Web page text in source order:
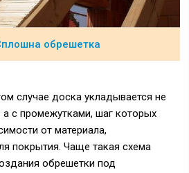
обрешетка
случае доска укладывается не
с промежутками, шаг которых
от материала,
покрытия. Чаще такая схема
обрешетки под